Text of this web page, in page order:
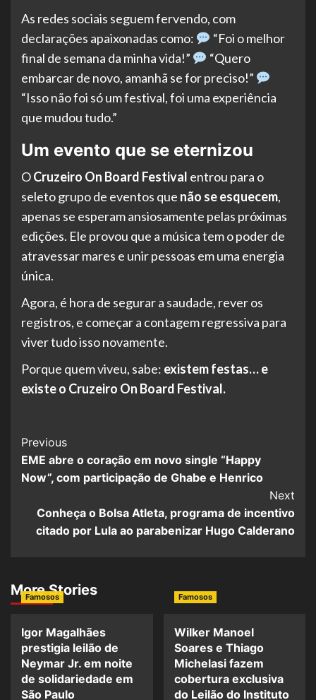
As redes sociais seguem fervendo, com
declarações apaixonadas como:
“Foi o melhor
final de semana da minha vida!”
“Quero
embarcar de novo, amanhã se for preciso!”
“Isso não foi só um festival, foi uma experiência
que mudou tudo.”
Um evento que se eternizou
OCruzeiro On Board Festival entrou para o
seleto grupo de eventos que não se esquecem,
apenas se esperam ansiosamente pelas próximas
edições. Ele provou que a música tem o poder de
atravessar mares e unir pessoas em uma energia
única.
Agora, é hora de segurar a saudade, rever os
registros, e começar a contagem regressiva para
viver tudo isso novamente.
Porque quem viveu, sabe: existem festas… e
existe o Cruzeiro On Board Festival.
Post
Navigation
Previous
EME abre o coração em novo single “Happy
Now”, com participação de Ghabe e Henrico
Next
Conheça o Bolsa Atleta, programa de incentivo
citado por Lula ao parabenizar Hugo Calderano
More Stories
Famosos
Igor Magalhães
prestigia leilão de
Neymar Jr. em noite
de solidariedade em
São Paulo
Famosos
Wilker Manoel
Soares e Thiago
Michelasi fazem
cobertura exclusiva
do Leilão do Instituto